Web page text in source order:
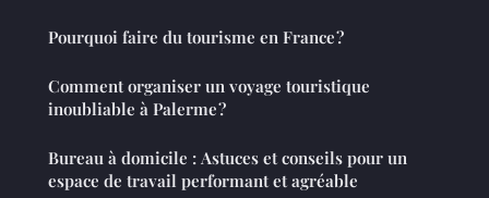
Pourquoi faire du tourisme en France ?
Comment organiser un voyage touristique
inoubliable à Palerme ?
Bureau à domicile : Astuces et conseils pour un
espace de travail performant et agréable